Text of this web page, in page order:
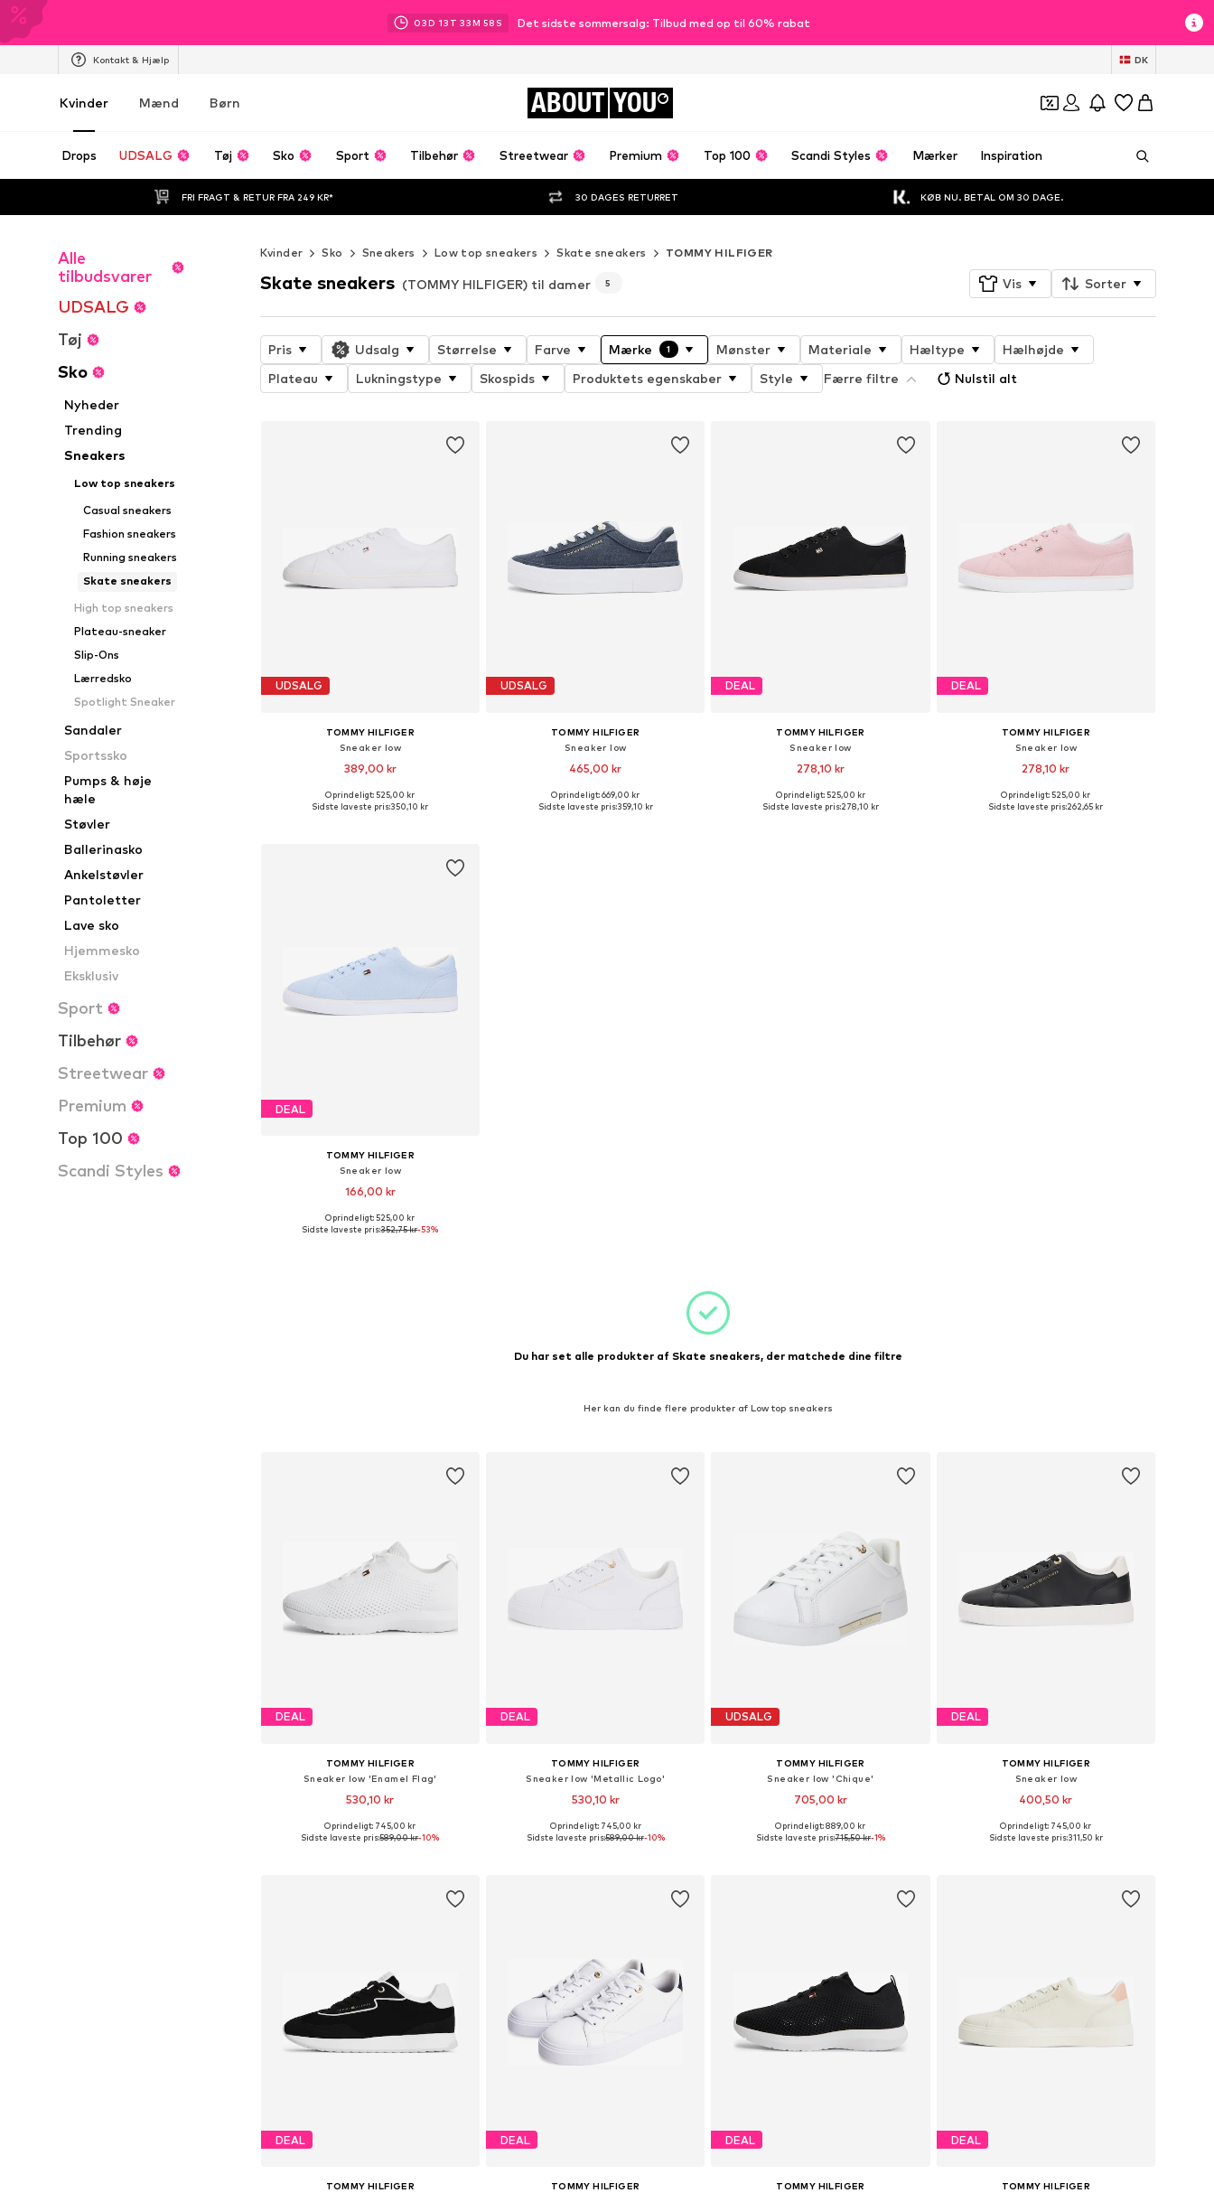
03D 13 T 33M 56 S Det sidste sommersalg: Tilbud med op til 60% rabat
Kontakt & Hjælp DK
Kvinder Mænd Børn ABOUT YOU
Drops UDSALG Tøj Sko Sport Tilbehør Streetwear Premium Top 100 Scandi Styles Mærker Inspiration
FRI FRAGT & RETUR FRA 249 KR* 30 DAGES RETURRET KØB NU. BETAL OM 30 DAGE.
Alle
tilbudsvarer
UDSALG
Tøj
Sko
Nyheder
Trending
Sneakers
Low top sneakers
Casual sneakers
Fashion sneakers
Running sneakers
Skate sneakers
High top sneakers
Plateau-sneaker
Slip-Ons
Lærredsko
Spotlight Sneaker
Sandaler
Sportssko
Pumps & høje
hæle
Støvler
Ballerinasko
Ankelstøvler
Pantoletter
Lave sko
Hjemmesko
Eksklusiv
Sport
Tilbehør
Streetwear
Premium
Top 100
Scandi Styles
Kvinder Sko Sneakers Low top sneakers Skate sneakers TOMMY HILFIGER
Skate sneakers (TOMMY HILFIGER) til damer 5 Vis Sorter
Pris Udsalg Størrelse Farve Mærke 1 Mønster Materiale Hæltype
Hælhøjde
Plateau
Lukningstype Skospids Produktets egenskaber Style Færre filtre Nulstil alt
UDSALG
TOMMY HILFIGER
Sneaker low
389,00 kr
Tilgængelige størrelser: 36, 37, 38
Oprindeligt: 525,00 kr
Sidste laveste pris:350,10 kr
UDSALG
TOMMY HILFIGER
Sneaker low
465,00 kr
Tilgængelige størrelser: 36, 40
Oprindeligt: 669,00 kr
Sidste laveste pris:359,10 kr
DEAL
TOMMY HILFIGER
Sneaker low
278,10 kr
Tilgængelige størrelser: 36, 37, 38, 39, 41
Oprindeligt: 525,00 kr
Sidste laveste pris:278,10 kr
DEAL
TOMMY HILFIGER
Sneaker low
278,10 kr
Tilgængelige størrelser: 36
Oprindeligt: 525,00 kr
Sidste laveste pris:262,65 kr
DEAL
TOMMY HILFIGER
Sneaker low
166,00 kr
Tilgængelige størrelser: 36
Oprindeligt: 525,00 kr
Sidste laveste pris:352,75 kr-53%
Du har set alle produkter af Skate sneakers, der matchede dine filtre
Her kan du finde flere produkter af Low top sneakers
DEAL
TOMMY HILFIGER
Sneaker low 'Enamel Flag'
530,10 kr
Oprindeligt: 745,00 kr
Sidste laveste pris:589,00 kr-10%
DEAL
TOMMY HILFIGER
Sneaker low 'Metallic Logo'
530,10 kr
+1
Oprindeligt: 745,00 kr
Sidste laveste pris:589,00 kr-10%
UDSALG
TOMMY HILFIGER
Sneaker low 'Chique'
705,00 kr
Fås i mange størrelser
Oprindeligt: 889,00 kr
Sidste laveste pris:715,50 kr-1%
DEAL
TOMMY HILFIGER
Sneaker low
400,50 kr
+1
Oprindeligt: 745,00 kr
Sidste laveste pris:311,50 kr
DEAL
TOMMY HILFIGER
DEAL
TOMMY HILFIGER
DEAL
TOMMY HILFIGER
DEAL
TOMMY HILFIGER